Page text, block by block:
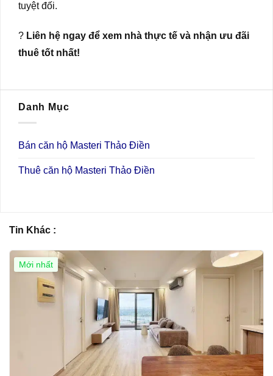
tuyệt đối.
? Liên hệ ngay để xem nhà thực tế và nhận ưu đãi
thuê tốt nhất!
Danh Mục
Bán căn hộ Masteri Thảo Điền
Thuê căn hộ Masteri Thảo Điền
Tin Khác :
Mới nhất